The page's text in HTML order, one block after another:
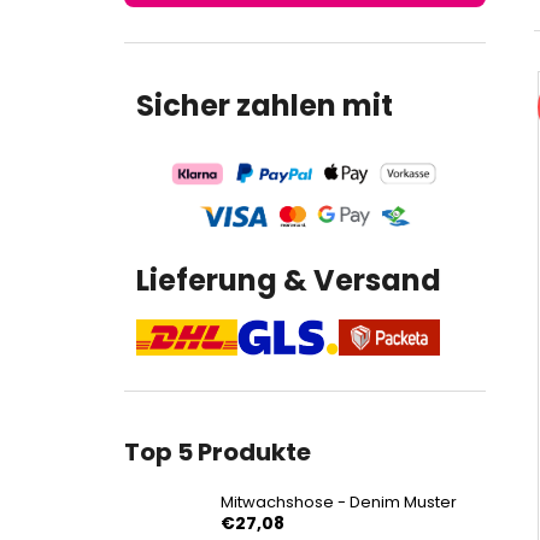
Sicher zahlen mit
Lieferung & Versand
Top 5 Produkte
Mitwachshose - Denim Muster
€27,08
i
€27,08